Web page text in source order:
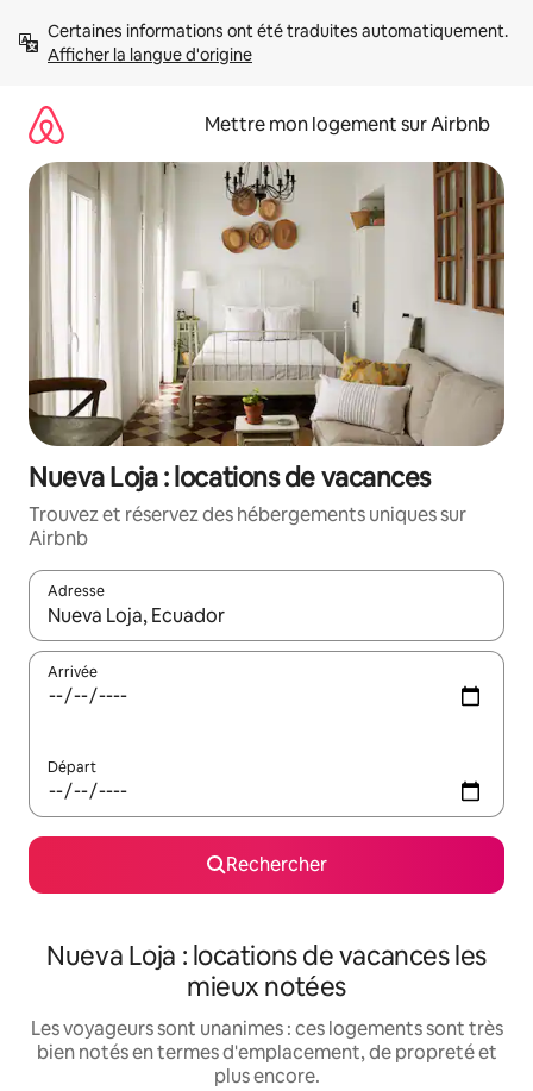
directement
Afficher la langue d'origine
Mettre mon logement sur Airbnb
Nueva Loja : locations de vacances
Trouvez et réservez des hébergements uniques sur
Airbnb
Adresse
Lorsque les résultats s'affichent, utilisez les flèches vers le
Arrivée
Départ
Rechercher
Nueva Loja : locations de vacances les
mieux notées
Les voyageurs sont unanimes : ces logements sont très
bien notés en termes d'emplacement, de propreté et
plus encore.